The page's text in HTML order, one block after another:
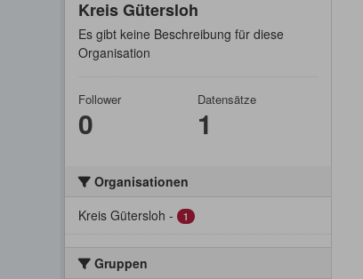
Kreis Gütersloh
Es gibt keine Beschreibung für diese
Organisation
Follower
0
Datensätze
1
Organisationen
Kreis Gütersloh - 1
Gruppen